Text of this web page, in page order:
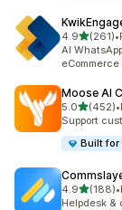
4.9滿分 5 顆
(261)
共有 261 則•
AI
eCommerce
Moose AI
5.0滿分 5 顆
(452)
共有 452 則•
Support
Built for
4.9滿分 5 顆
(188)
共有 188 則•
Helpdesk &